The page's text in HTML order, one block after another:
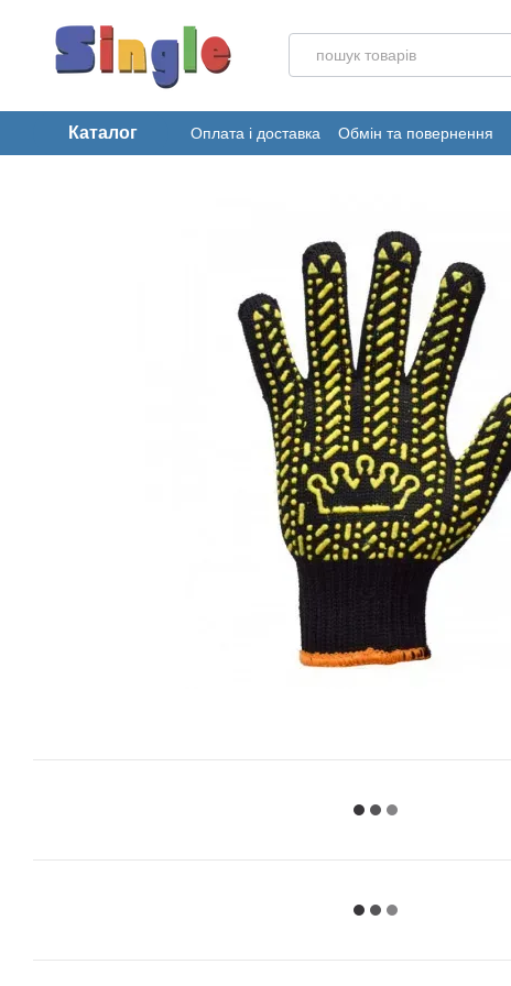
Каталог Оплата і доставка Обмін та повернення